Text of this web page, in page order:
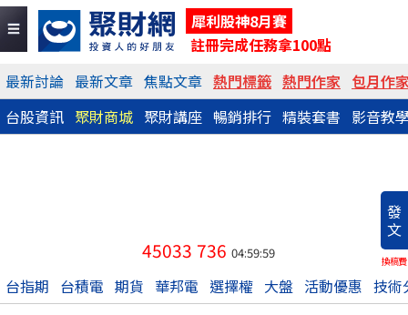
犀利股神8月賽
註冊完成任務拿100點
最新討論 最新文章 焦點文章 熱門標籤 熱門作家 包月作
台股資訊 聚財商城 聚財講座 暢銷排行 精裝套書 影音教
發
文
換稿費
45033 736 04:59:59
台指期 台積電 期貨 華邦電 選擇權 大盤 活動優惠 技術